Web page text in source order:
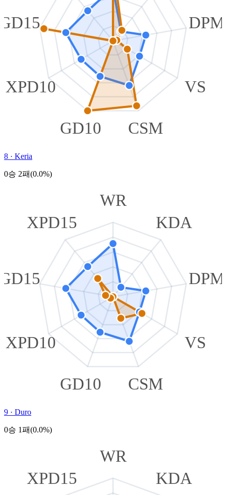
DPM
VS
CSM
GD10
XPD10
8 · Keria
0승 2패(0.0%)
WR
KDA
DPM
VS
CSM
GD10
XPD10
XPD15
9 · Duro
0승 1패(0.0%)
WR
KDA
XPD15